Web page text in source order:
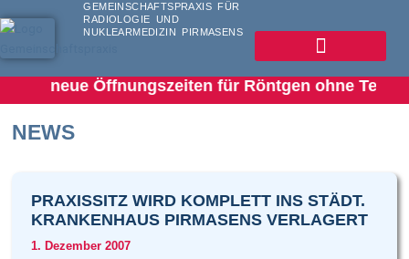
Inhalt
GEMEINSCHAFTSPRAXIS FÜR
RADIOLOGIE UND
NUKLEARMEDIZIN PIRMASENS
neue Öffnungszeiten für Röntgen ohne Termin
NEWS
PRAXISSITZ WIRD KOMPLETT INS STÄDT.
KRANKENHAUS PIRMASENS VERLAGERT
1. Dezember 2007